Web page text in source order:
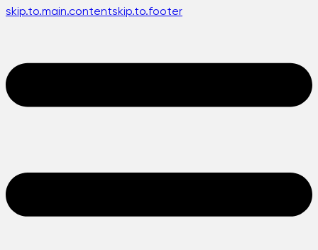
skip.to.main.contentskip.to.footer